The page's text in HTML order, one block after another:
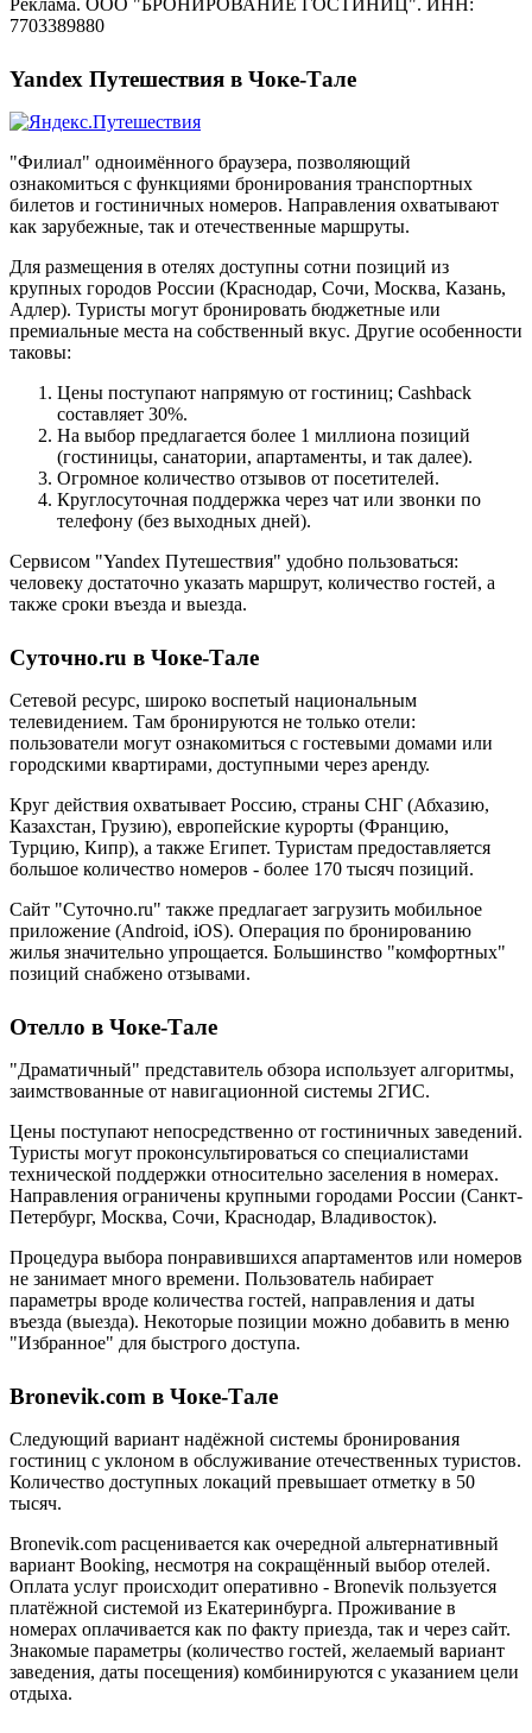
Реклама. ООО "БРОНИРОВАНИЕ ГОСТИНИЦ". ИНН:
7703389880
Yandex Путешествия в Чоке-Тале
"Филиал" одноимённого браузера, позволяющий
ознакомиться с функциями бронирования транспортных
билетов и гостиничных номеров. Направления охватывают
как зарубежные, так и отечественные маршруты.
Для размещения в отелях доступны сотни позиций из
крупных городов России (Краснодар, Сочи, Москва, Казань,
Адлер). Туристы могут бронировать бюджетные или
премиальные места на собственный вкус. Другие особенности
таковы:
Цены поступают напрямую от гостиниц; Cashback
составляет 30%.
На выбор предлагается более 1 миллиона позиций
(гостиницы, санатории, апартаменты, и так далее).
Огромное количество отзывов от посетителей.
Круглосуточная поддержка через чат или звонки по
телефону (без выходных дней).
Сервисом "Yandex Путешествия" удобно пользоваться:
человеку достаточно указать маршрут, количество гостей, а
также сроки въезда и выезда.
Суточно.ru в Чоке-Тале
Сетевой ресурс, широко воспетый национальным
телевидением. Там бронируются не только отели:
пользователи могут ознакомиться с гостевыми домами или
городскими квартирами, доступными через аренду.
Круг действия охватывает Россию, страны СНГ (Абхазию,
Казахстан, Грузию), европейские курорты (Францию,
Турцию, Кипр), а также Египет. Туристам предоставляется
большое количество номеров - более 170 тысяч позиций.
Сайт "Суточно.ru" также предлагает загрузить мобильное
приложение (Android, iOS). Операция по бронированию
жилья значительно упрощается. Большинство "комфортных"
позиций снабжено отзывами.
Отелло в Чоке-Тале
"Драматичный" представитель обзора использует алгоритмы,
заимствованные от навигационной системы 2ГИС.
Цены поступают непосредственно от гостиничных заведений.
Туристы могут проконсультироваться со специалистами
технической поддержки относительно заселения в номерах.
Направления ограничены крупными городами России (Санкт-
Петербург, Москва, Сочи, Краснодар, Владивосток).
Процедура выбора понравившихся апартаментов или номеров
не занимает много времени. Пользователь набирает
параметры вроде количества гостей, направления и даты
въезда (выезда). Некоторые позиции можно добавить в меню
"Избранное" для быстрого доступа.
Bronevik.com в Чоке-Тале
Следующий вариант надёжной системы бронирования
гостиниц с уклоном в обслуживание отечественных туристов.
Количество доступных локаций превышает отметку в 50
тысяч.
Bronevik.com расценивается как очередной альтернативный
вариант Booking, несмотря на сокращённый выбор отелей.
Оплата услуг происходит оперативно - Bronevik пользуется
платёжной системой из Екатеринбурга. Проживание в
номерах оплачивается как по факту приезда, так и через сайт.
Знакомые параметры (количество гостей, желаемый вариант
заведения, даты посещения) комбинируются с указанием цели
отдыха.